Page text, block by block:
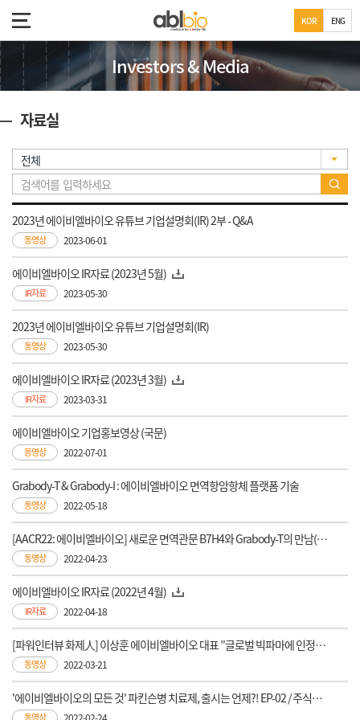
KOR ENG
Investors & Media
자료실
2023년 에이비엘바이오 유튜브 기업설명회(IR) 2부 - Q&A
동영상 2023-06-01
에이비엘바이오 IR자료 (2023년 5월)
IR자료 2023-05-30
2023년 에이비엘바이오 유튜브 기업설명회(IR)
동영상 2023-05-30
에이비엘바이오 IR자료 (2023년 3월)
IR자료 2023-03-31
에이비엘바이오 기업홍보영상 (국문)
동영상 2022-07-01
Grabody-T & Grabody-I : 에이비엘바이오 면역항암항체 플랫폼 기술
동영상 2022-05-18
[AACR22: 에이비엘바이오] 새로운 면역관문 B7H4와 Grabody-T의 만남(ABL103)
동영상 2022-04-23
에이비엘바이오 IR자료 (2022년 4월)
IR자료 2022-04-18
[파워인터뷰 화제人] 이상훈 에이비엘바이오 대표 ”글로벌 빅파마에 인정받은 플랫폼 통해 새로운 기술이전에 도전" / 머니투데이방송
동영상 2022-03-21
'에이비엘바이오의 모든 것' 파킨슨병 치료제, 출시는 언제?! EP-02 / 주식초등학교
동영상